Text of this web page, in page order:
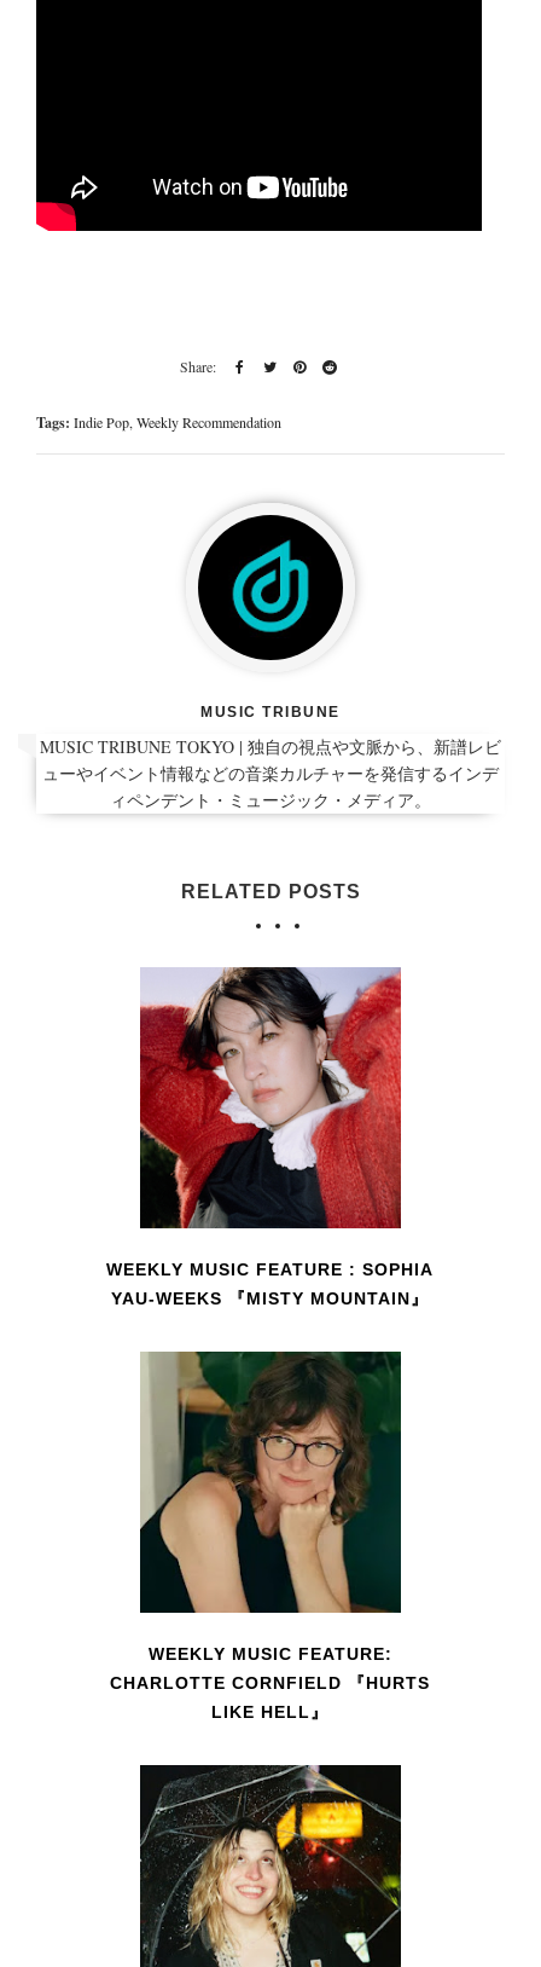
Tags: Indie Pop,Weekly Recommendation
MUSIC TRIBUNE
MUSIC TRIBUNE TOKYO | 独自の視点や文脈から、新譜レビ
ューやイベント情報などの音楽カルチャーを発信するインデ
ィペンデント・ミュージック・メディア。
RELATED POSTS
WEEKLY MUSIC FEATURE : SOPHIA
YAU-WEEKS 『MISTY MOUNTAIN』
WEEKLY MUSIC FEATURE:
CHARLOTTE CORNFIELD 『HURTS
LIKE HELL』